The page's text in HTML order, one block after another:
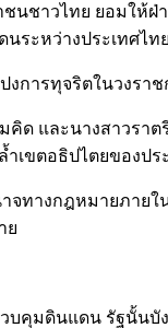
นชาวไทย ยอมให้ฝ่
นระหว่างประเทศไ
งการทุจริตในวงรา
คิด และนางสาวรา
เขตอธิปไตยของปร
ทางกฎหมายภาย
ย
วบคุมดินแดน รัฐนั้น